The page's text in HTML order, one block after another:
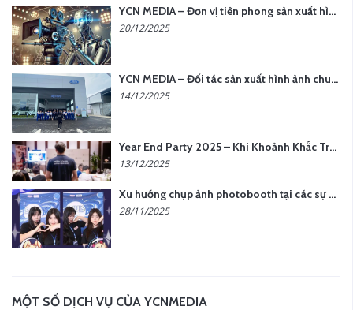
YCN MEDIA – Đơn vị tiên phong sản xuất hình ảnh & âm thanh bằng AI tại Hà Nội
20/12/2025
YCN MEDIA – Đối tác sản xuất hình ảnh chuyên nghiệp cho doanh nghiệp tại Hà Nội
14/12/2025
Year End Party 2025 – Khi Khoảnh Khắc Trở Thành Dấu Ấn | Gói Ưu Đãi Tháng 12 Từ YCN Media
13/12/2025
Xu hướng chụp ảnh photobooth tại các sự kiện hiện nay
28/11/2025
MỘT SỐ DỊCH VỤ CỦA YCNMEDIA